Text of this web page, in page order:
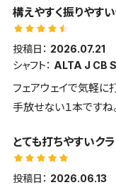
構えやすく振りやす
投稿日： 2026.07.21
シャフト： ALTA J CB
フェアウェイで気軽に
手放せない１本ですね
とても打ちやすいク
投稿日： 2026.06.13